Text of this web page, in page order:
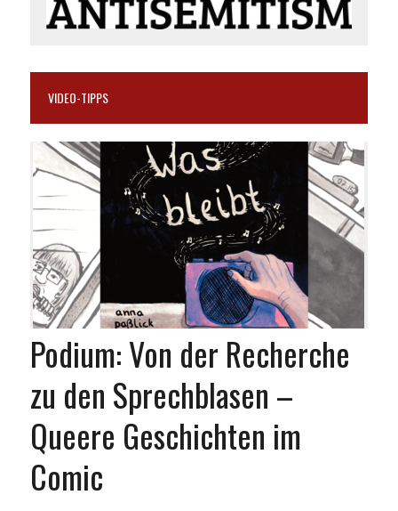
VIDEO-TIPPS
Podium: Von der Recherche
zu den Sprechblasen –
Queere Geschichten im
Comic